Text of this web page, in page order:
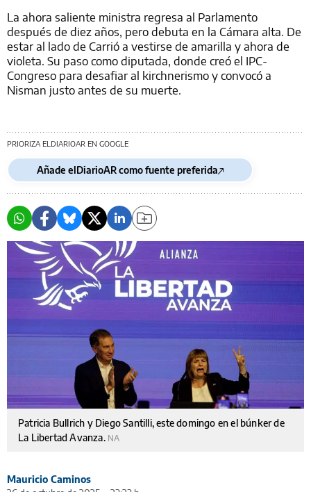
La ahora saliente ministra regresa al Parlamento
después de diez años, pero debuta en la Cámara alta. De
estar al lado de Carrió a vestirse de amarilla y ahora de
violeta. Su paso como diputada, donde creó el IPC-
Congreso para desafiar al kirchnerismo y convocó a
Nisman justo antes de su muerte.
PRIORIZA ELDIARIOAR EN GOOGLE
Añade elDiarioAR como fuente preferida
Patricia Bullrich y Diego Santilli, este domingo en el búnker de
La Libertad Avanza. NA
Mauricio Caminos